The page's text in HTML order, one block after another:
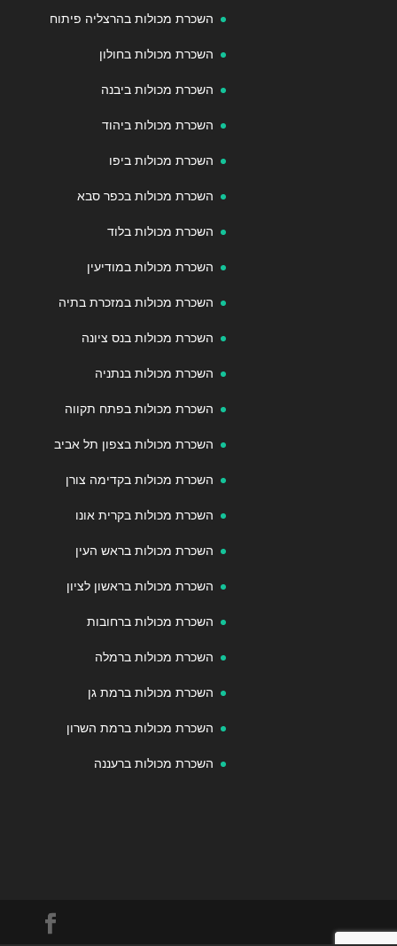
השכרת מכולות בהרצליה פיתוח
השכרת מכולות בחולון
השכרת מכולות ביבנה
השכרת מכולות ביהוד
השכרת מכולות ביפו
השכרת מכולות בכפר סבא
השכרת מכולות בלוד
השכרת מכולות במודיעין
השכרת מכולות במזכרת בתיה
השכרת מכולות בנס ציונה
השכרת מכולות בנתניה
השכרת מכולות בפתח תקווה
השכרת מכולות בצפון תל אביב
השכרת מכולות בקדימה צורן
השכרת מכולות בקרית אונו
השכרת מכולות בראש העין
השכרת מכולות בראשון לציון
השכרת מכולות ברחובות
השכרת מכולות ברמלה
השכרת מכולות ברמת גן
השכרת מכולות ברמת השרון
השכרת מכולות ברעננה